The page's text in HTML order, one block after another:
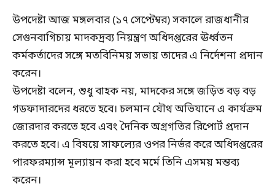
উপদেষ্টা আজ মঙ্গলবার (১৭ সেপ্টেম্বর) সকালে রাজধানীর
সেগুনবাগিচায় মাদকদ্রব্য নিয়ন্ত্রণ অধিদপ্তরের ঊর্ধ্বতন
কর্মকর্তাদের সঙ্গে মতবিনিময় সভায় তাদের এ নির্দেশনা প্রদান
করেন।
উপদেষ্টা বলেন, শুধু বাহক নয়, মাদকের সঙ্গে জড়িত বড় বড়
গডফাদারদের ধরতে হবে। চলমান যৌথ অভিযানে এ কার্যক্রম
জোরদার করতে হবে এবং দৈনিক অগ্রগতির রিপোর্ট প্রদান
করতে হবে। এ বিষয়ে সাফল্যের ওপর নির্ভর করে অধিদপ্তরের
পারফরম্যান্স মূল্যায়ন করা হবে মর্মে তিনি এসময় মন্তব্য
করেন।